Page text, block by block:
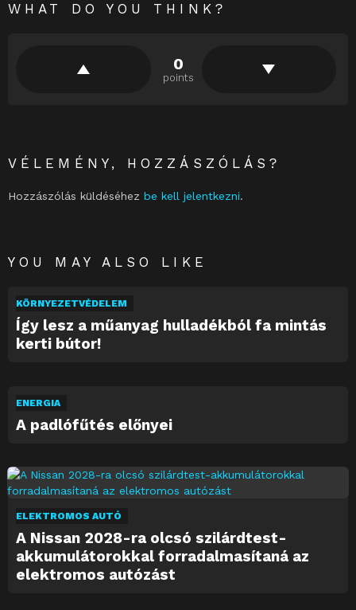
WHAT DO YOU THINK?
0
points
VÉLEMÉNY, HOZZÁSZÓLÁS?
Hozzászólás küldéséhez be kell jelentkezni.
YOU MAY ALSO LIKE
KÖRNYEZETVÉDELEM
Így lesz a műanyag hulladékból fa mintás
kerti bútor!
ENERGIA
A padlófűtés előnyei
ELEKTROMOS AUTÓ
A Nissan 2028-ra olcsó szilárdtest-
akkumulátorokkal forradalmasítaná az
elektromos autózást